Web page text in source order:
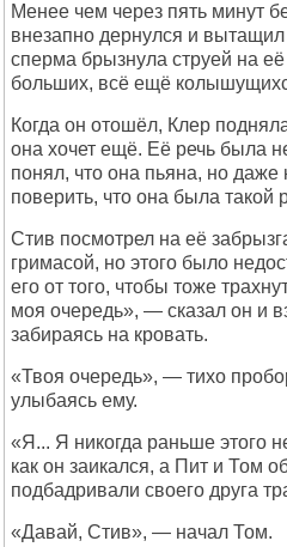
Менее чем через пять минут
внезапно дернулся и
сперма брызнула струей на
больших, всё ещё
Когда он отошёл, Клер
она хочет ещё. Её речь была
понял, что она пьяна, но даже
поверить, что она была такой
Стив посмотрел на её
гримасой, но этого было
его от того, чтобы тоже
моя очередь», — сказал он и
забираясь на кровать.
«Твоя очередь», — тихо
улыбаясь ему.
«Я... Я никогда раньше этого
как он заикался, а Пит и Том
подбадривали своего друга
«Давай, Стив», — начал Том.